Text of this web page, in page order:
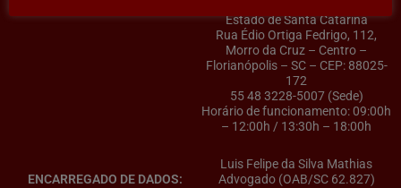
Estado de Santa Catarina
Rua Édio Ortiga Fedrigo, 112,
Morro da Cruz – Centro –
Florianópolis – SC – CEP: 88025-
172
55 48 3228-5007 (Sede)
Horário de funcionamento: 09:00h
– 12:00h / 13:30h – 18:00h
ENCARREGADO DE DADOS:
Luis Felipe da Silva Mathias
Advogado (OAB/SC 62.827)